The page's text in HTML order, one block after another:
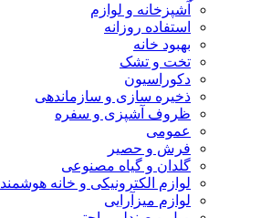
آشپزخانه و لوازم
استفاده روزانه
بهبود خانه
تخت و تشک
دکوراسیون
ذخیره سازی و سازماندهی
ظروف آشپزی و سفره
عمومی
فرش و حصیر
گلدان و گیاه مصنوعی
لوازم الکترونیکی و خانه هوشمند
لوازم میزآرایی